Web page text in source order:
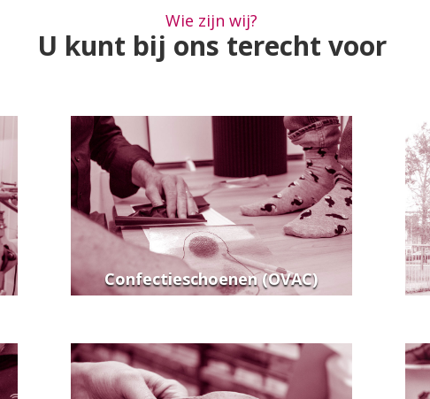
Wie zijn wij?
U kunt bij ons terecht voor
Confectieschoenen (OVAC)